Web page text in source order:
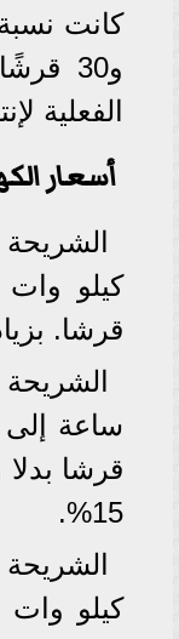
الفعلية
أسعار
قرشا. بزيادة
15%.